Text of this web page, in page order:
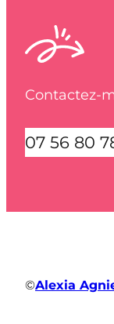
Contactez-
07 56 80
©Alexia